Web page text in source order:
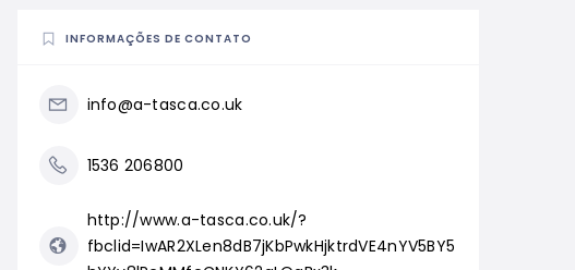
INFORMAÇÕES DE CONTATO
info@a-tasca.co.uk
1536 206800
http://www.a-tasca.co.uk/?
fbclid=IwAR2XLen8dB7jKbPwkHjktrdVE4nYV5BY5